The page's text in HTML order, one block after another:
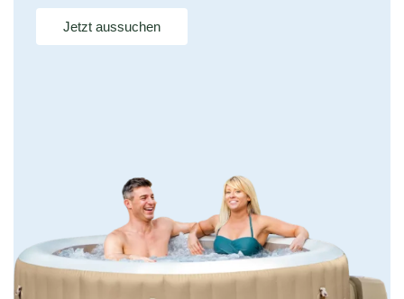
Jetzt aussuchen